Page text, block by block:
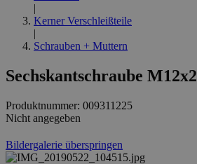
|
Kerner Verschleißteile
|
Schrauben + Muttern
Sechskantschraube
Produktnummer: 009311225
Nicht angegeben
Bildergalerie überspringen